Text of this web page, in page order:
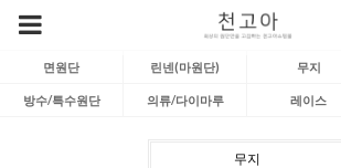
면원단 린넨(마원단) 무지
방수/특수원단 의류/다이마루 레이스
무지